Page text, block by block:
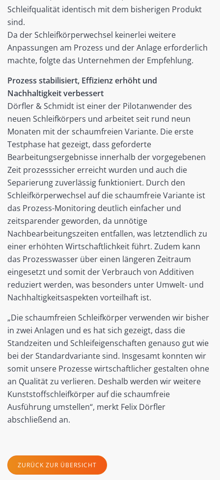
Schleifqualität identisch mit dem bisherigen Produkt
sind.
Da der Schleifkörperwechsel keinerlei weitere
Anpassungen am Prozess und der Anlage erforderlich
machte, folgte das Unternehmen der Empfehlung.
Prozess stabilisiert, Effizienz erhöht und
Nachhaltigkeit verbessert
Dörfler & Schmidt ist einer der Pilotanwender des
neuen Schleifkörpers und arbeitet seit rund neun
Monaten mit der schaumfreien Variante. Die erste
Testphase hat gezeigt, dass geforderte
Bearbeitungsergebnisse innerhalb der vorgegebenen
Zeit prozesssicher erreicht wurden und auch die
Separierung zuverlässig funktioniert. Durch den
Schleifkörperwechsel auf die schaumfreie Variante ist
das Prozess-Monitoring deutlich einfacher und
zeitsparender geworden, da unnötige
Nachbearbeitungszeiten entfallen, was letztendlich zu
einer erhöhten Wirtschaftlichkeit führt. Zudem kann
das Prozesswasser über einen längeren Zeitraum
eingesetzt und somit der Verbrauch von Additiven
reduziert werden, was besonders unter Umwelt- und
Nachhaltigkeitsaspekten vorteilhaft ist.
„Die schaumfreien Schleifkörper verwenden wir bisher
in zwei Anlagen und es hat sich gezeigt, dass die
Standzeiten und Schleifeigenschaften genauso gut wie
bei der Standardvariante sind. Insgesamt konnten wir
somit unsere Prozesse wirtschaftlicher gestalten ohne
an Qualität zu verlieren. Deshalb werden wir weitere
Kunststoffschleifkörper auf die schaumfreie
Ausführung umstellen“, merkt Felix Dörfler
abschließend an.
ZURÜCK ZUR ÜBERSICHT